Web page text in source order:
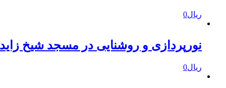
ریال0
نورپردازی و روشنایی در مسجد شیخ زاید
ریال0